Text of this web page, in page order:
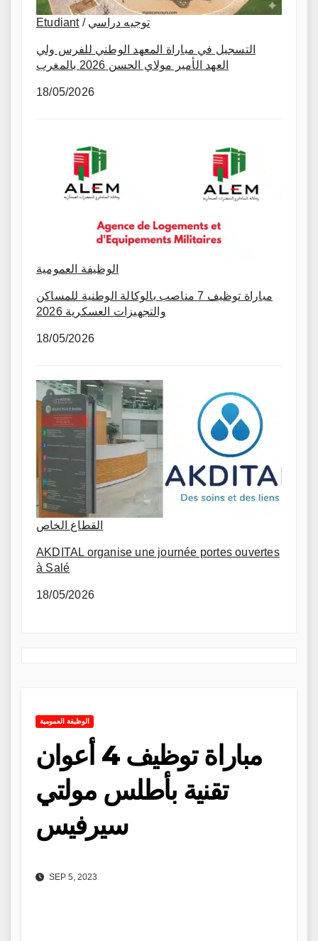
Etudiant/ توجيه دراسي
التسجيل في مباراة المعهد الوطني للفرس ولي
العهد الأمير مولاي الحسن 2026 بالمغرب
18/05/2026
الوظيفة العمومية
مباراة توظيف 7 مناصب بالوكالة الوطنية للمساكن
والتجهيزات العسكرية 2026
18/05/2026
القطاع الخاص
AKDITAL organise une journée portes ouvertes
à Salé
18/05/2026
الوظيفة العمومية
مباراة توظيف 4 أعوان
تقنية بأطلس مولتي
سيرفيس
SEP 5, 2023